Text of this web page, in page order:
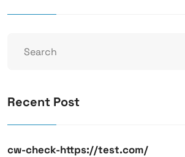
Recent Post
cw-check-https://test.com/